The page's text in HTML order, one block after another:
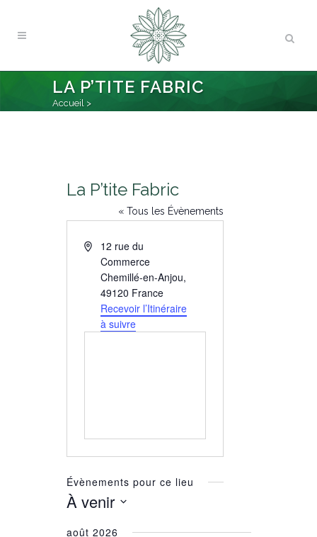
LA P’TITE FABRIC
Accueil >
La P’tite Fabric
« Tous les Évènements
Adresse12 rue du
Commerce
Chemillé-en-Anjou,
49120 France
Recevoir l’Itinéraire
à suivre
Évènements pour ce lieu
À venir
août 2026